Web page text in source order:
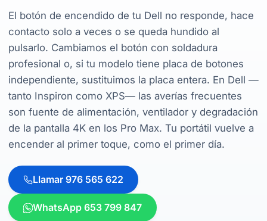
El botón de encendido de tu Dell no responde, hace
contacto solo a veces o se queda hundido al
pulsarlo. Cambiamos el botón con soldadura
profesional o, si tu modelo tiene placa de botones
independiente, sustituimos la placa entera. En Dell —
tanto Inspiron como XPS— las averías frecuentes
son fuente de alimentación, ventilador y degradación
de la pantalla 4K en los Pro Max. Tu portátil vuelve a
encender al primer toque, como el primer día.
Llamar 976 565 622
WhatsApp 653 799 847